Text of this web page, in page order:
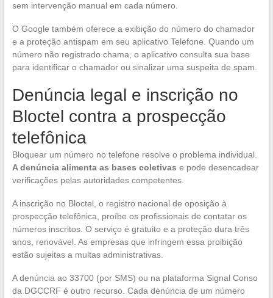
sem intervenção manual em cada número.
O Google também oferece a exibição do número do chamador
e a proteção antispam em seu aplicativo Telefone. Quando um
número não registrado chama, o aplicativo consulta sua base
para identificar o chamador ou sinalizar uma suspeita de spam.
Denúncia legal e inscrição no
Bloctel contra a prospecção
telefônica
Bloquear um número no telefone resolve o problema individual.
A denúncia alimenta as bases coletivas e pode desencadear
verificações pelas autoridades competentes.
A inscrição no Bloctel, o registro nacional de oposição à
prospecção telefônica, proíbe os profissionais de contatar os
números inscritos. O serviço é gratuito e a proteção dura três
anos, renovável. As empresas que infringem essa proibição
estão sujeitas a multas administrativas.
A denúncia ao 33700 (por SMS) ou na plataforma Signal Conso
da DGCCRF é outro recurso. Cada denúncia de um número